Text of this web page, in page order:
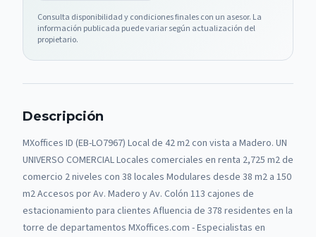
Consulta disponibilidad y condiciones finales con un asesor. La
información publicada puede variar según actualización del
propietario.
Descripción
MXoffices ID (EB-LO7967) Local de 42 m2 con vista a Madero. UN
UNIVERSO COMERCIAL Locales comerciales en renta 2,725 m2 de
comercio 2 niveles con 38 locales Modulares desde 38 m2 a 150
m2 Accesos por Av. Madero y Av. Colón 113 cajones de
estacionamiento para clientes Afluencia de 378 residentes en la
torre de departamentos MXoffices.com - Especialistas en